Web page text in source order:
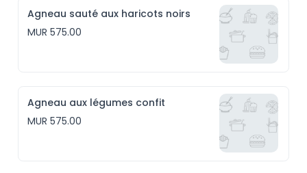
Agneau sauté aux haricots noirs
MUR 575.00
Agneau aux légumes confit
MUR 575.00